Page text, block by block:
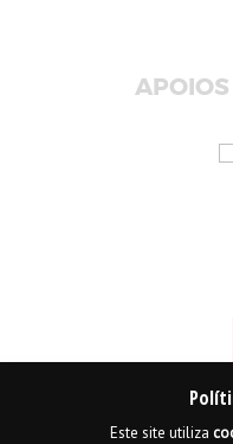
Este site utiliza